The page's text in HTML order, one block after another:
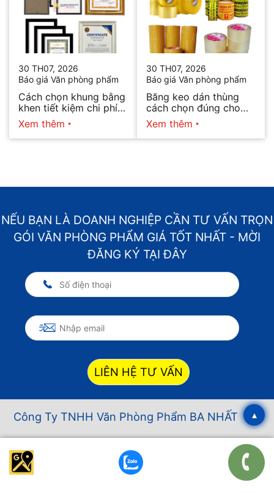
30 TH07, 2026
Báo giá Văn phòng phẩm
Cách chọn khung bằng
khen tiết kiệm chi phí
mà vẫn đẹp
Xem thêm
30 TH07, 2026
Báo giá Văn phòng phẩm
Băng keo dán thùng
cách chọn đúng cho
từng nhu cầu
Xem thêm
NẾU BẠN LÀ DOANH NGHIỆP CẦN TƯ VẤN TRỌN
GÓI VĂN PHÒNG PHẨM GIÁ TỐT NHẤT - MỜI
ĐĂNG KÝ TẠI ĐÂY
LIÊN HỆ TƯ VẤN
Công Ty TNHH Văn Phòng Phẩm BA NHẤT
GCNDKKD số 0313773664 do Sở KH-ĐT TPHCM
cấp 25 Tháng 04 Năm 2016
▴